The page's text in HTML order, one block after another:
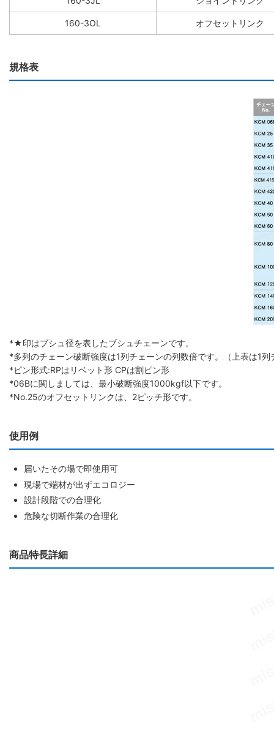
160-3OL オフセットリンク
規格表
*★印はブシュ径を表したブシュチェーンです。
*多列のチェーン破断強度は1列チェーンの列数倍です。（上表は1
*ピン形式:RPはリベット形 CPは割ピン形
*06Bに関しましては、最小破断強度1000kgf以下です。
*No.25のオフセットリンクは、2ピッチ形です。
使用例
届いたその場で即使用可
現場で端材が出ずエコロジー
設計段階での合理化
危険な切断作業の合理化
商品特長詳細